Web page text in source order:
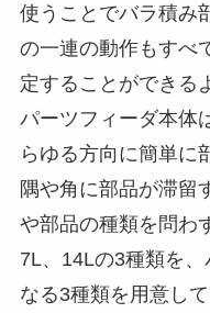
使うことでバラ積み
の一連の動作もすべ
定することができる
パーツフィーダ本体
らゆる方向に簡単に
隅や角に部品が滞留
や部品の種類を問わ
7L、14Lの3種類を
なる3種類を用意し